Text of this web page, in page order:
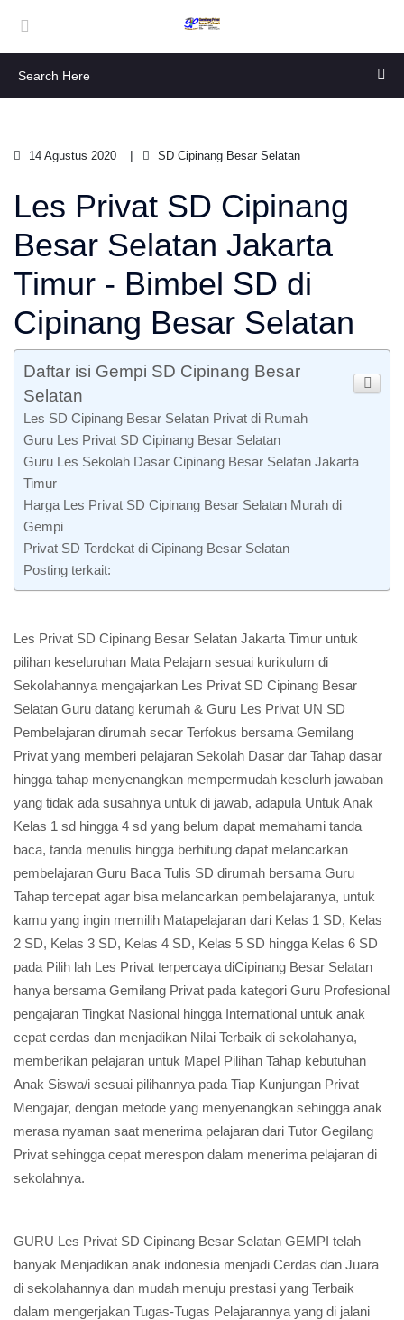
14 Agustus 2020 SD Cipinang Besar Selatan
Les Privat SD Cipinang
Besar Selatan Jakarta
Timur - Bimbel SD di
Cipinang Besar Selatan
Daftar isi Gempi SD Cipinang Besar
Selatan
Les SD Cipinang Besar Selatan Privat di Rumah
Guru Les Privat SD Cipinang Besar Selatan
Guru Les Sekolah Dasar Cipinang Besar Selatan Jakarta
Timur
Harga Les Privat SD Cipinang Besar Selatan Murah di
Gempi
Privat SD Terdekat di Cipinang Besar Selatan
Posting terkait:
Les Privat SD Cipinang Besar Selatan Jakarta Timur untuk
pilihan keseluruhan Mata Pelajarn sesuai kurikulum di
Sekolahannya mengajarkan Les Privat SD Cipinang Besar
Selatan Guru datang kerumah & Guru Les Privat UN SD
Pembelajaran dirumah secar Terfokus bersama Gemilang
Privat yang memberi pelajaran Sekolah Dasar dar Tahap dasar
hingga tahap menyenangkan mempermudah keselurh jawaban
yang tidak ada susahnya untuk di jawab, adapula Untuk Anak
Kelas 1 sd hingga 4 sd yang belum dapat memahami tanda
baca, tanda menulis hingga berhitung dapat melancarkan
pembelajaran Guru Baca Tulis SD dirumah bersama Guru
Tahap tercepat agar bisa melancarkan pembelajaranya, untuk
kamu yang ingin memilih Matapelajaran dari Kelas 1 SD, Kelas
2 SD, Kelas 3 SD, Kelas 4 SD, Kelas 5 SD hingga Kelas 6 SD
pada Pilih lah Les Privat terpercaya diCipinang Besar Selatan
hanya bersama Gemilang Privat pada kategori Guru Profesional
pengajaran Tingkat Nasional hingga International untuk anak
cepat cerdas dan menjadikan Nilai Terbaik di sekolahanya,
memberikan pelajaran untuk Mapel Pilihan Tahap kebutuhan
Anak Siswa/i sesuai pilihannya pada Tiap Kunjungan Privat
Mengajar, dengan metode yang menyenangkan sehingga anak
merasa nyaman saat menerima pelajaran dari Tutor Gegilang
Privat sehingga cepat merespon dalam menerima pelajaran di
sekolahnya.
GURU Les Privat SD Cipinang Besar Selatan GEMPI telah
banyak Menjadikan anak indonesia menjadi Cerdas dan Juara
di sekolahannya dan mudah menuju prestasi yang Terbaik
dalam mengerjakan Tugas-Tugas Pelajarannya yang di jalani